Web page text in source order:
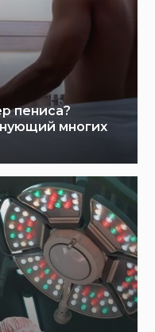
пениса?
многих